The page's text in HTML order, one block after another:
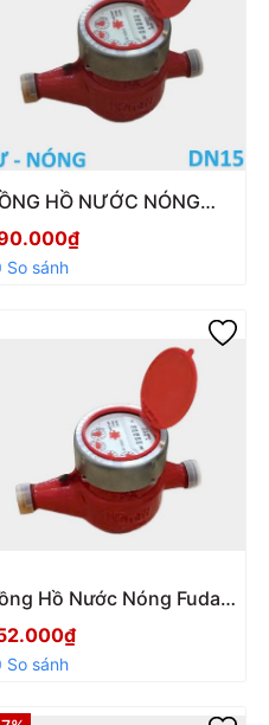
HỒ NƯỚC NÓNG
GANG NINGBO DN15
LOẠI TỪ
Hồ Nước Nóng Fuda
Gang – Nối Ren, PN16,
B